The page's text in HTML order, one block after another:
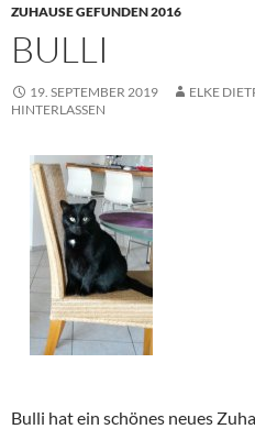
ZUHAUSE GEFUNDEN 2016
BULLI
19. SEPTEMBER 2019 ELKE
HINTERLASSEN
Bulli hat ein schönes neues